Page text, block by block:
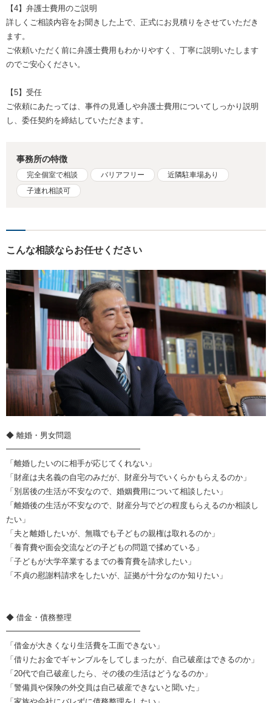
【4】弁護士費用のご説明
詳しくご相談内容をお聞きした上で、正式にお見積りをさせていただき
ます。
ご依頼いただく前に弁護士費用もわかりやすく、丁寧に説明いたします
のでご安心ください。
【5】受任
ご依頼にあたっては、事件の見通しや弁護士費用についてしっかり説明
し、委任契約を締結していただきます。
事務所の特徴
完全個室で相談 バリアフリー
近隣駐車場あり
子連れ相談可
こんな相談ならお任せください
◆ 離婚・男女問題
━━━━━━━━━━━━━━━━━
「離婚したいのに相手が応じてくれない」
「財産は夫名義の自宅のみだが、財産分与でいくらかもらえるのか」
「別居後の生活が不安なので、婚姻費用について相談したい」
「離婚後の生活が不安なので、財産分与でどの程度もらえるのか相談し
たい」
「夫と離婚したいが、無職でも子どもの親権は取れるのか」
「養育費や面会交流などの子どもの問題で揉めている」
「子どもが大学卒業するまでの養育費を請求したい」
「不貞の慰謝料請求をしたいが、証拠が十分なのか知りたい」
◆ 借金・債務整理
━━━━━━━━━━━━━━━━━
「借金が大きくなり生活費を工面できない」
「借りたお金でギャンブルをしてしまったが、自己破産はできるのか」
「20代で自己破産したら、その後の生活はどうなるのか」
「警備員や保険の外交員は自己破産できないと聞いた」